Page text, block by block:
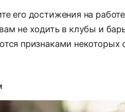
его достижения на
не ходить в клубы и
признаками некоторых